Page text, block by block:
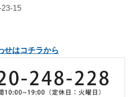
15
せはコチラから